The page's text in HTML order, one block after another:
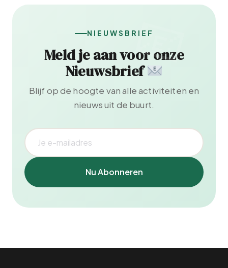
NIEUWSBRIEF
Meld je aan voor onze
Nieuwsbrief
Blijf op de hoogte van alle activiteiten en
nieuws uit de buurt.
Nu Abonneren